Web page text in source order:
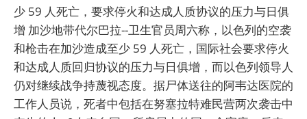
少 59 人死亡，要求停火和达成人质协议的压力与日俱
增 加沙地带代尔巴拉--卫生官员周六称，以色列的空袭
和枪击在加沙造成至少 59 人死亡，国际社会要求停火
和达成人质回归协议的压力与日俱增，而以色列领导人
仍对继续战争持蔑视态度。据尸体送往的阿韦达医院的
工作人员说，死者中包括在努塞拉特难民营两次袭击中